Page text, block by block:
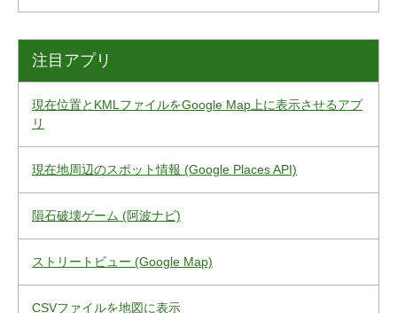
注目アプリ
現在位置とKMLファイルをGoogle Map上に表示させるアプ
リ
現在地周辺のスポット情報 (Google Places API)
隕石破壊ゲーム (阿波ナビ)
ストリートビュー (Google Map)
CSVファイルを地図に表示